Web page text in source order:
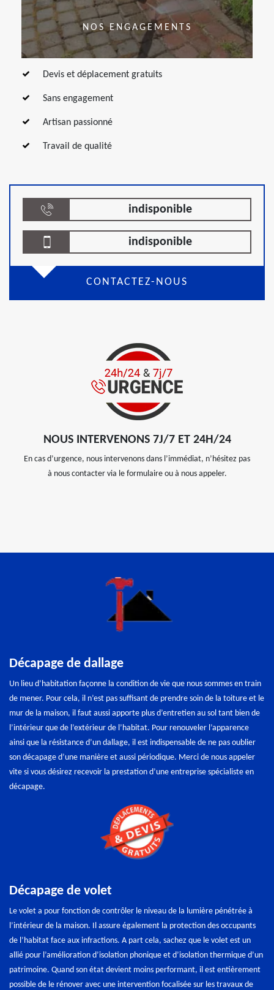
NOS ENGAGEMENTS
Devis et déplacement gratuits
Sans engagement
Artisan passionné
Travail de qualité
indisponible
indisponible
CONTACTEZ-NOUS
NOUS INTERVENONS 7J/7 ET 24H/24
En cas d’urgence, nous intervenons dans l’immédiat, n’hésitez pas
à nous contacter via le formulaire ou à nous appeler.
Décapage de dallage
Un lieu d’habitation façonne la condition de vie que nous sommes en train
de mener. Pour cela, il n’est pas suffisant de prendre soin de la toiture et le
mur de la maison, il faut aussi apporte plus d’entretien au sol tant bien de
l’intérieur que de l’extérieur de l’habitat. Pour renouveler l’apparence
ainsi que la résistance d’un dallage, il est indispensable de ne pas oublier
son décapage d’une manière et aussi périodique. Merci de nous appeler
vite si vous désirez recevoir la prestation d’une entreprise spécialiste en
décapage.
Décapage de volet
Le volet a pour fonction de contrôler le niveau de la lumière pénétrée à
l’intérieur de la maison. Il assure également la protection des occupants
de l’habitat face aux infractions. A part cela, sachez que le volet est un
allié pour l’amélioration d’isolation phonique et d’isolation thermique d’un
patrimoine. Quand son état devient moins performant, il est entièrement
possible de le rénover avec une intervention focalisée sur les travaux de